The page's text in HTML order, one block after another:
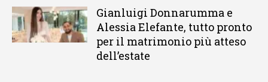
Gianluigi Donnarumma e
Alessia Elefante, tutto pronto
per il matrimonio più atteso
dell’estate